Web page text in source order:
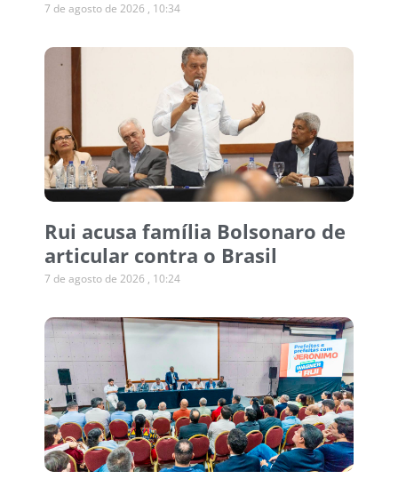
7 de agosto de 2026 10:34
Rui acusa família Bolsonaro de
articular contra o Brasil
7 de agosto de 2026 10:24